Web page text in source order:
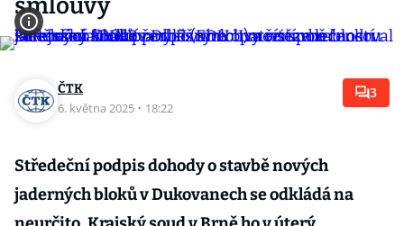
smlouvy
ČTK
6. května 2025 · 18:22
3
Středeční podpis dohody o stavbě nových
jaderných bloků v Dukovanech se odkládá na